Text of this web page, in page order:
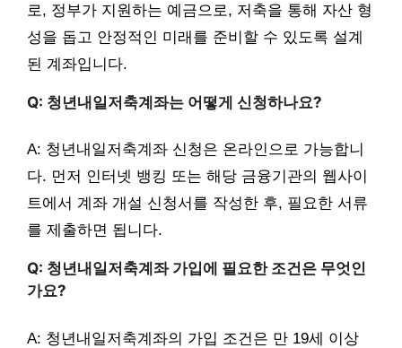
로, 정부가 지원하는 예금으로, 저축을 통해 자산 형
성을 돕고 안정적인 미래를 준비할 수 있도록 설계
된 계좌입니다.
Q: 청년내일저축계좌는 어떻게 신청하나요?
A: 청년내일저축계좌 신청은 온라인으로 가능합니
다. 먼저 인터넷 뱅킹 또는 해당 금융기관의 웹사이
트에서 계좌 개설 신청서를 작성한 후, 필요한 서류
를 제출하면 됩니다.
Q: 청년내일저축계좌 가입에 필요한 조건은 무엇인
가요?
A: 청년내일저축계좌의 가입 조건은 만 19세 이상